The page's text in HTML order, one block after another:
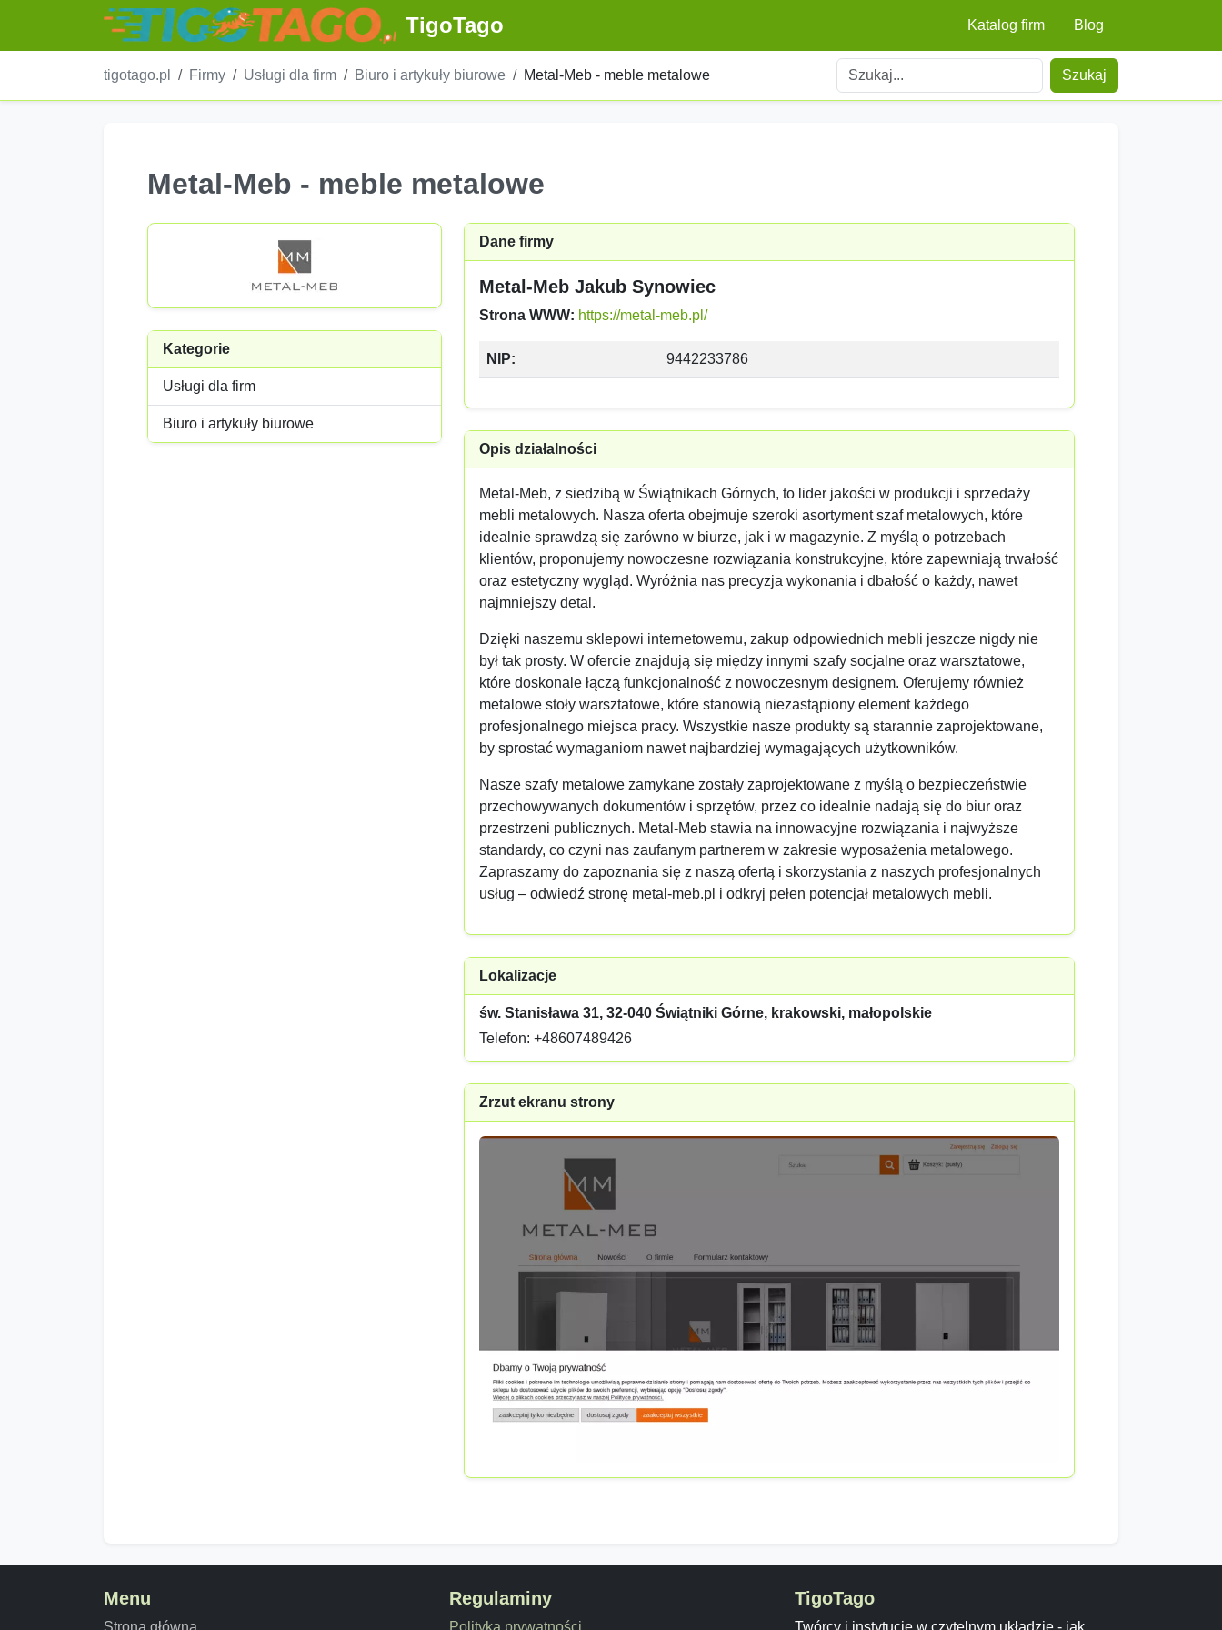
TigoTago Katalog firm Blog
tigotago.pl Firmy Usługi dla firm Biuro i artykuły biurowe Metal-Meb - meble metalowe Szukaj
Metal-Meb - meble metalowe
Kategorie
Usługi dla firm
Biuro i artykuły biurowe
Dane firmy
Metal-Meb Jakub Synowiec
Strona WWW: https://metal-meb.pl/
NIP: 9442233786
Opis działalności
Metal-Meb, z siedzibą w Świątnikach Górnych, to lider jakości w produkcji i sprzedaży
mebli metalowych. Nasza oferta obejmuje szeroki asortyment szaf metalowych, które
idealnie sprawdzą się zarówno w biurze, jak i w magazynie. Z myślą o potrzebach
klientów, proponujemy nowoczesne rozwiązania konstrukcyjne, które zapewniają trwałość
oraz estetyczny wygląd. Wyróżnia nas precyzja wykonania i dbałość o każdy, nawet
najmniejszy detal.
Dzięki naszemu sklepowi internetowemu, zakup odpowiednich mebli jeszcze nigdy nie
był tak prosty. W ofercie znajdują się między innymi szafy socjalne oraz warsztatowe,
które doskonale łączą funkcjonalność z nowoczesnym designem. Oferujemy również
metalowe stoły warsztatowe, które stanowią niezastąpiony element każdego
profesjonalnego miejsca pracy. Wszystkie nasze produkty są starannie zaprojektowane,
by sprostać wymaganiom nawet najbardziej wymagających użytkowników.
Nasze szafy metalowe zamykane zostały zaprojektowane z myślą o bezpieczeństwie
przechowywanych dokumentów i sprzętów, przez co idealnie nadają się do biur oraz
przestrzeni publicznych. Metal-Meb stawia na innowacyjne rozwiązania i najwyższe
standardy, co czyni nas zaufanym partnerem w zakresie wyposażenia metalowego.
Zapraszamy do zapoznania się z naszą ofertą i skorzystania z naszych profesjonalnych
usług – odwiedź stronę metal-meb.pl i odkryj pełen potencjał metalowych mebli.
Lokalizacje
św. Stanisława 31, 32-040 Świątniki Górne, krakowski, małopolskie
Telefon: +48607489426
Zrzut ekranu strony
Menu
Strona główna
Regulaminy
Polityka prywatności
TigoTago
Twórcy i instytucje w czytelnym układzie - jak